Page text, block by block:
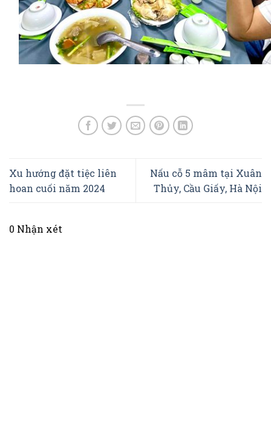
Xu hướng đặt tiệc liên
hoan cuối năm 2024
Nấu cỗ 5 mâm tại Xuân
Thủy, Cầu Giấy, Hà Nội
0 Nhận xét